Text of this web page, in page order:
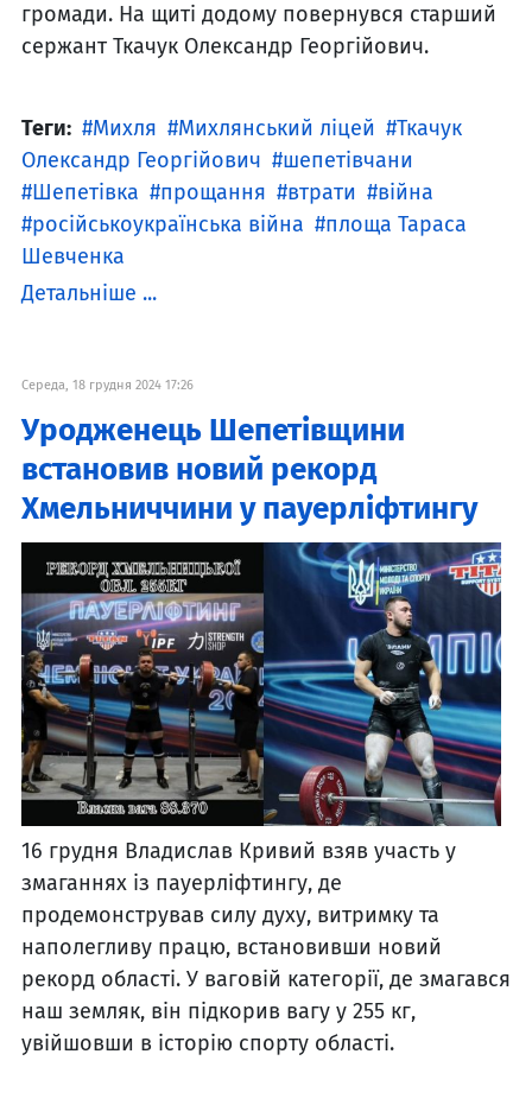
громади. На щиті додому повернувся старший
сержант Ткачук Олександр Георгійович.
Теги: Михля Михлянський ліцей
Ткачук
Олександр Георгійович
шепетівчани
Шепетівка
прощання втрати
війна
російськоукраїнська війна
площа Тараса
Шевченка
Детальніше ...
Середа, 18 грудня 2024 17:26
Уродженець Шепетівщини
встановив новий рекорд
Хмельниччини у пауерліфтингу
16 грудня Владислав Кривий взяв участь у
змаганнях із пауерліфтингу, де
продемонстрував силу духу, витримку та
наполегливу працю, встановивши новий
рекорд області. У ваговій категорії, де змагався
наш земляк, він підкорив вагу у 255 кг,
увійшовши в історію спорту області.